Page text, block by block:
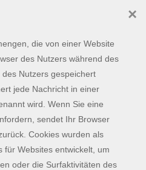
werden.
Kontaktformular
die von einer Website
des Nutzers während des
Nutzers gespeichert
jede Nachricht in einer
wird. Wenn Sie eine
sendet Ihr Browser
Cookies wurden als
für Websites entwickelt, um
oder die Surfaktivitäten des
×